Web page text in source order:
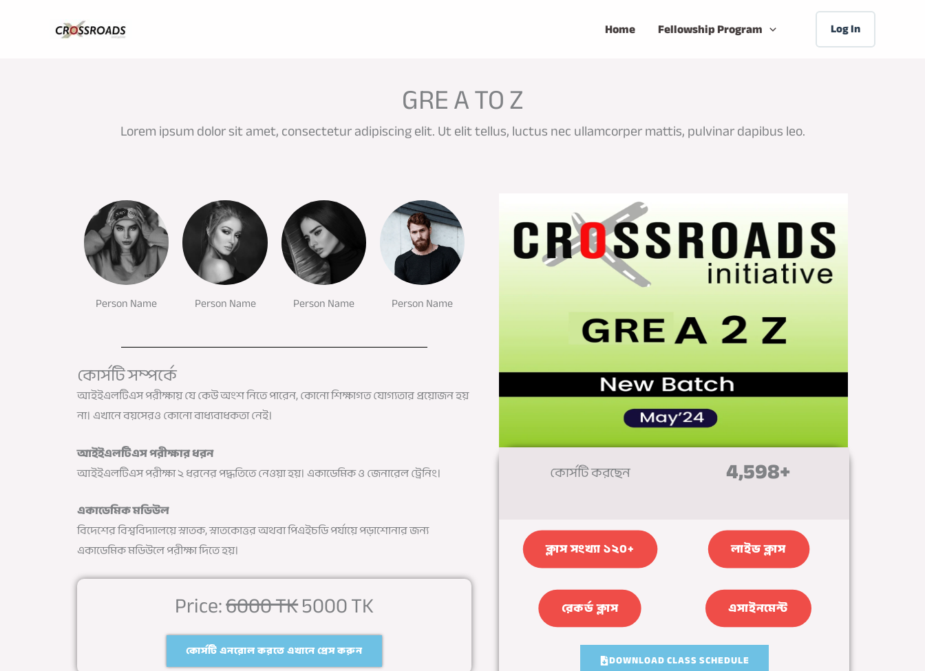
Home Fellowship Program Log In
GRE A TO Z
Lorem ipsum dolor sit amet, consectetur adipiscing elit. Ut elit tellus, luctus nec ullamcorper mattis, pulvinar dapibus leo.
Person Name Person Name Person Name Person Name
কোর্সটি সম্পর্কে
আইইএলটিএস পরীক্ষায় যে কেউ অংশ নিতে পারেন, কোনো শিক্ষাগত যোগ্যতার প্রয়োজন হয়
না। এখানে বয়সেরও কোনো বাধ্যবাধকতা নেই।
আইইএলটিএস পরীক্ষার ধরন
আইইএলটিএস পরীক্ষা ২ ধরনের পদ্ধতিতে নেওয়া হয়। একাডেমিক ও জেনারেল ট্রেনিং।
একাডেমিক মডিউল
বিদেশের বিশ্ববিদ্যালয়ে স্নাতক, স্নাতকোত্তর অথবা পিএইচডি পর্যায়ে পড়াশোনার জন্য
একাডেমিক মডিউলে পরীক্ষা দিতে হয়।
Price:6000 TK5000 TK
কোর্সটি এনরোল করতে এখানে প্রেস করুন
কোর্সটি করছেন 4,598+
ক্লাস সংখ্যা ১২০+ লাইভ ক্লাস
রেকর্ড ক্লাস এসাইনমেন্ট
DOWNLOAD CLASS SCHEDULE